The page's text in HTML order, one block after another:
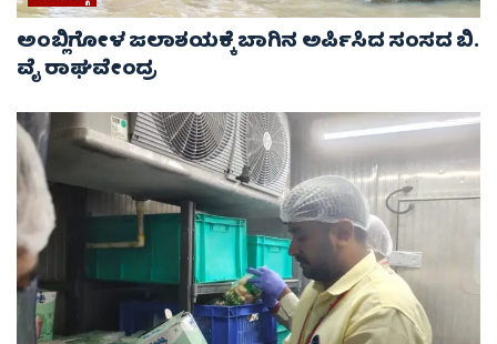
ಅಂಬ್ಲಿಗೋಳ ಜಲಾಶಯಕ್ಕೆ ಬಾಗಿನ ಅರ್ಪಿಸಿದ ಸಂಸದ ಬಿ.
ವೈ ರಾಘವೇಂದ್ರ